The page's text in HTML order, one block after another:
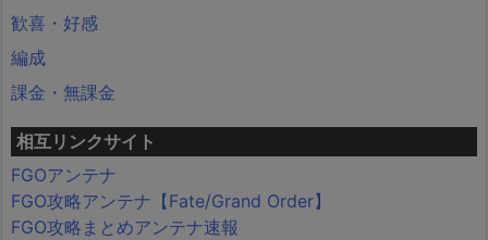
歓喜・好感
編成
課金・無課金
相互リンクサイト
FGOアンテナ
FGO攻略アンテナ【Fate/Grand Order】
FGO攻略まとめアンテナ速報